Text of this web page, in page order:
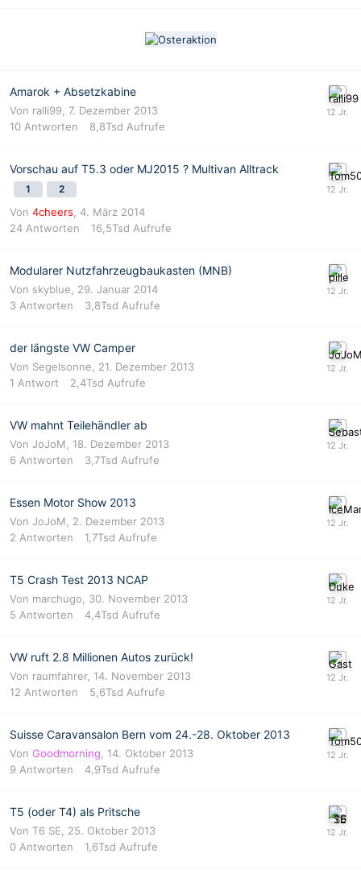
Amarok + Absetzkabine
Von ralli99, 7. Dezember 2013
10 Antworten 8,8Tsd Aufrufe
Vorschau auf T5.3 oder MJ2015 ? Multivan Alltrack
1 2
Von 4cheers, 4. März 2014
24 Antworten 16,5Tsd Aufrufe
Modularer Nutzfahrzeugbaukasten (MNB)
Von skyblue, 29. Januar 2014
3 Antworten 3,8Tsd Aufrufe
der längste VW Camper
Von Segelsonne, 21. Dezember 2013
1 Antwort 2,4Tsd Aufrufe
VW mahnt Teilehändler ab
Von JoJoM, 18. Dezember 2013
6 Antworten 3,7Tsd Aufrufe
Essen Motor Show 2013
Von JoJoM, 2. Dezember 2013
2 Antworten 1,7Tsd Aufrufe
T5 Crash Test 2013 NCAP
Von marchugo, 30. November 2013
5 Antworten 4,4Tsd Aufrufe
VW ruft 2.8 Millionen Autos zurück!
Von raumfahrer, 14. November 2013
12 Antworten 5,6Tsd Aufrufe
Suisse Caravansalon Bern vom 24.-28. Oktober 2013
Von Goodmorning, 14. Oktober 2013
9 Antworten 4,9Tsd Aufrufe
T5 (oder T4) als Pritsche
Von T6 SE, 25. Oktober 2013
0 Antworten 1,6Tsd Aufrufe